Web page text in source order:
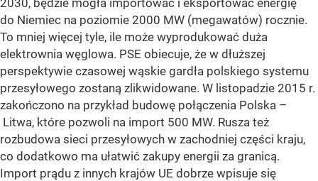
do Niemiec na poziomie 2000 MW (megawatów) rocznie.
To mniej więcej tyle, ile może wyprodukować duża
elektrownia węglowa. PSE obiecuje, że w dłuższej
perspektywie czasowej wąskie gardła polskiego systemu
przesyłowego zostaną zlikwidowane. W listopadzie 2015 r.
zakończono na przykład budowę połączenia Polska –
Litwa, które pozwoli na import 500 MW. Rusza też
rozbudowa sieci przesyłowych w zachodniej części kraju,
co dodatkowo ma ułatwić zakupy energii za granicą.
Import prądu z innych krajów UE dobrze wpisuje się